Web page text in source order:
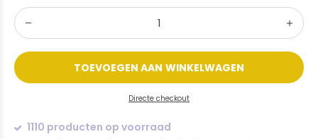
TOEVOEGEN AAN WINKELWAGEN
Directe checkout
1110 producten op voorraad